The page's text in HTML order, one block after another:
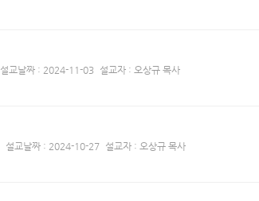
설교날짜 : 2024-11-03 설교자 : 오상규 목사
설교날짜 : 2024-10-27 설교자 : 오상규 목사